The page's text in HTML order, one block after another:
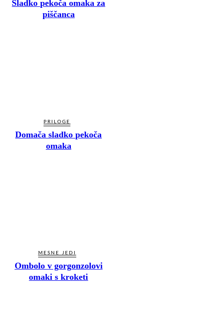
Sladko pekoča omaka za
piščanca
PRILOGE
Domača sladko pekoča
omaka
MESNE JEDI
Ombolo v gorgonzolovi
omaki s kroketi